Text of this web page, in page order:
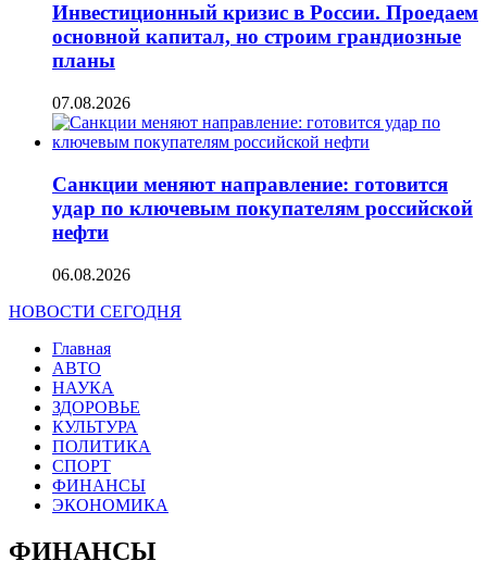
Инвестиционный кризис в России. Проедаем
основной капитал, но строим грандиозные
планы
07.08.2026
Санкции меняют направление: готовится
удар по ключевым покупателям российской
нефти
06.08.2026
НОВОСТИ СЕГОДНЯ
Главная
АВТО
НАУКА
ЗДОРОВЬЕ
КУЛЬТУРА
ПОЛИТИКА
СПОРТ
ФИНАНСЫ
ЭКОНОМИКА
ФИНАНСЫ